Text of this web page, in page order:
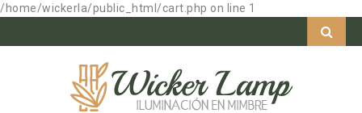
/home/wickerla/public_html/cart.php on line 1